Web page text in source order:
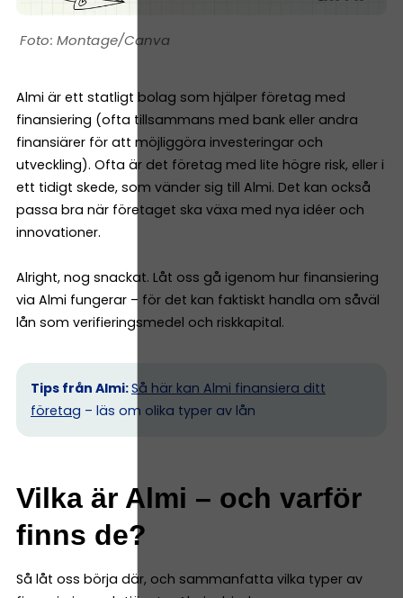
Montage/Canva
Almi är ett statligt bolag som hjälper företag med
finansiering (ofta tillsammans med bank eller andra
finansiärer för att möjliggöra investeringar och
utveckling). Ofta är det företag med lite högre risk, eller i
ett tidigt skede, som vänder sig till Almi. Det kan också
passa bra när företaget ska växa med nya idéer och
innovationer.
Alright, nog snackat. Låt oss gå igenom hur finansiering
via Almi fungerar – för det kan faktiskt handla om såväl
lån som verifieringsmedel och riskkapital.
Tips från Almi:Så här kan Almi finansiera ditt
företag – läs om olika typer av lån
Vilka är Almi – och varför
finns de?
Så låt oss börja där, och sammanfatta vilka typer av